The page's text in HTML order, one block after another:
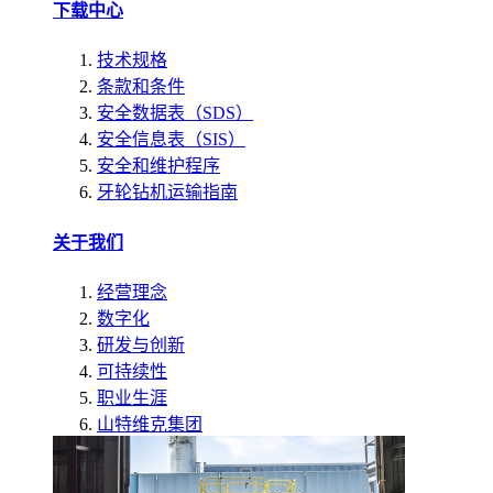
下载中心
技术规格
条款和条件
安全数据表（SDS）
安全信息表（SIS）
安全和维护程序
牙轮钻机运输指南
关于我们
经营理念
数字化
研发与创新
可持续性
职业生涯
山特维克集团